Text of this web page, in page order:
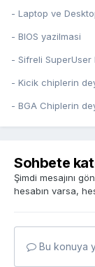
- Laptop ve
- BIOS yazilmasi
- Sifreli SuperUser
- Kicik chiplerin
- BGA Chiplerin
Sohbete
Şimdi mesajını
hesabın varsa,
Bu konuya